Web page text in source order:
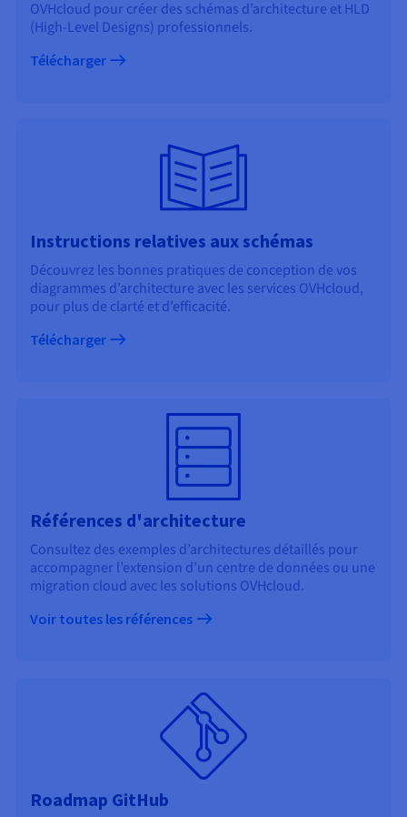
Tarifs
Disponibilités par régions
Documentation
Roadmap & Changelog
OVHcloud pour créer des schémas d’architecture et HLD
(High-Level Designs) professionnels.
Télécharger
Instructions relatives aux schémas
Découvrez les bonnes pratiques de conception de vos
diagrammes d’architecture avec les services OVHcloud,
pour plus de clarté et d’efficacité.
Télécharger
Références d'architecture
Consultez des exemples d’architectures détaillés pour
accompagner l’extension d’un centre de données ou une
migration cloud avec les solutions OVHcloud.
Voir toutes les références
Roadmap GitHub